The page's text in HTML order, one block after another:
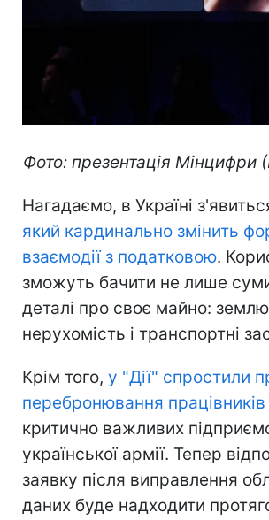
Фото: презентація Мінцифри
Нагадаємо, в Україні
який кардинально змінить
взаємодії з податковою.
зможуть бачити не лише
деталі про своє майно:
нерухомість і транспортні
Крім того, у "Дії" спростили
перебронювання працівників
критично важливих
української армії. Тепер
заявку після виправлення
даних буде надходити